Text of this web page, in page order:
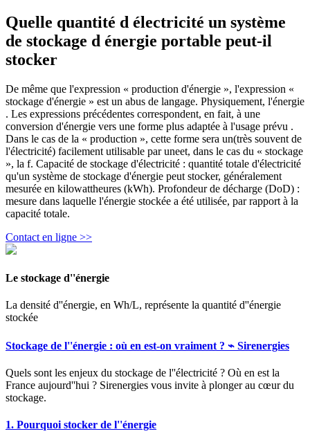
Quelle quantité d électricité un système
de stockage d énergie portable peut-il
stocker
De même que l'expression « production d'énergie », l'expression «
stockage d'énergie » est un abus de langage. Physiquement, l'énergie
. Les expressions précédentes correspondent, en fait, à une
conversion d'énergie vers une forme plus adaptée à l'usage prévu .
Dans le cas de la « production », cette forme sera un(très souvent de
l'électricité) facilement utilisable par uneet, dans le cas du « stockage
», la f. Capacité de stockage d'électricité : quantité totale d'électricité
qu'un système de stockage d'énergie peut stocker, généralement
mesurée en kilowattheures (kWh). Profondeur de décharge (DoD) :
mesure dans laquelle l'énergie stockée a été utilisée, par rapport à la
capacité totale.
Contact en ligne >>
Le stockage d''énergie
La densité d''énergie, en Wh/L, représente la quantité d''énergie
stockée
Stockage de l''énergie : où en est-on vraiment ? ⌁ Sirenergies
Quels sont les enjeux du stockage de l''électricité ? Où en est la
France aujourd''hui ? Sirenergies vous invite à plonger au cœur du
stockage.
1. Pourquoi stocker de l''énergie